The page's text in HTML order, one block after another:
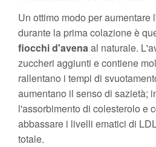
Un ottimo modo per aumentare
durante la prima colazione è
fiocchi d'avenaal naturale.
zuccheri aggiunti e contiene
rallentano i tempi di
aumentano il senso di sazietà;
l'assorbimento di colesterolo e
abbassare i livelli ematici di
totale.